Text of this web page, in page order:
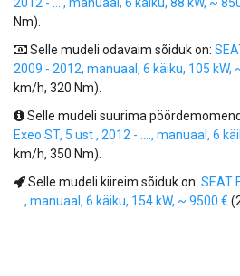
Nm).
Selle mudeli odavaim sõiduk on:
2009 - 2012, manuaal, 6 käiku, 105 kW,
km/h, 320 Nm).
Selle mudeli suurima
Exeo ST, 5 ust , 2012 - ...., manuaal, 6
km/h, 350 Nm).
Selle mudeli kiireim sõiduk on: SEAT
...., manuaal, 6 käiku, 154 kW, ~ 9500 €